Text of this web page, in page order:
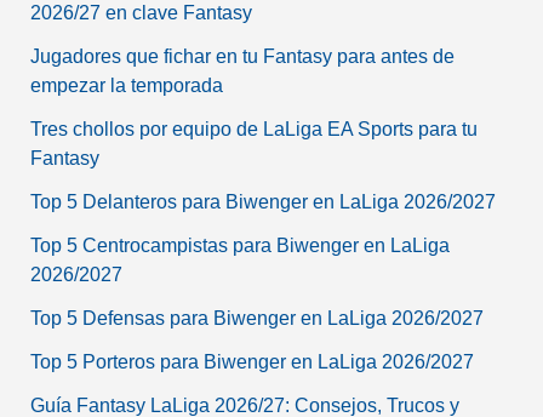
2026/27 en clave Fantasy
Jugadores que fichar en tu Fantasy para antes de
empezar la temporada
Tres chollos por equipo de LaLiga EA Sports para tu
Fantasy
Top 5 Delanteros para Biwenger en LaLiga 2026/2027
Top 5 Centrocampistas para Biwenger en LaLiga
2026/2027
Top 5 Defensas para Biwenger en LaLiga 2026/2027
Top 5 Porteros para Biwenger en LaLiga 2026/2027
Guía Fantasy LaLiga 2026/27: Consejos, Trucos y